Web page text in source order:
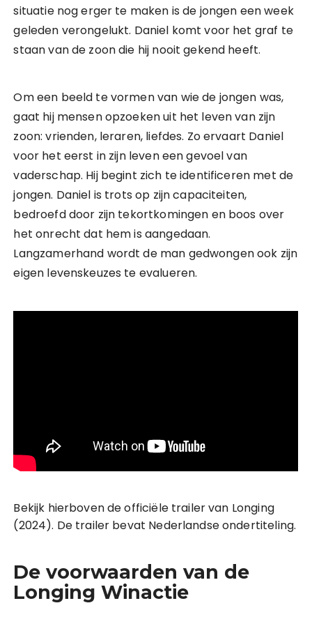
situatie nog erger te maken is de jongen een week
geleden verongelukt. Daniel komt voor het graf te
staan van de zoon die hij nooit gekend heeft.
Om een beeld te vormen van wie de jongen was,
gaat hij mensen opzoeken uit het leven van zijn
zoon: vrienden, leraren, liefdes. Zo ervaart Daniel
voor het eerst in zijn leven een gevoel van
vaderschap. Hij begint zich te identificeren met de
jongen. Daniel is trots op zijn capaciteiten,
bedroefd door zijn tekortkomingen en boos over
het onrecht dat hem is aangedaan.
Langzamerhand wordt de man gedwongen ook zijn
eigen levenskeuzes te evalueren.
Bekijk hierboven de officiële trailer van Longing
(2024). De trailer bevat Nederlandse ondertiteling.
De voorwaarden van de
Longing Winactie